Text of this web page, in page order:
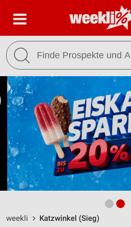
weekli Katzwinkel (Sieg)